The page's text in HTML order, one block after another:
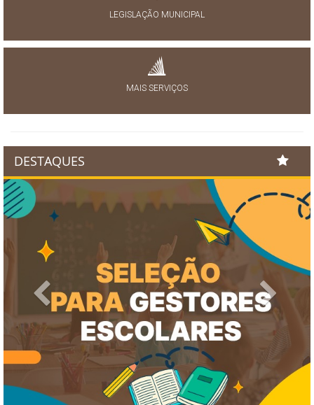
LEGISLAÇÃO MUNICIPAL
MAIS SERVIÇOS
DESTAQUES
Previous Next